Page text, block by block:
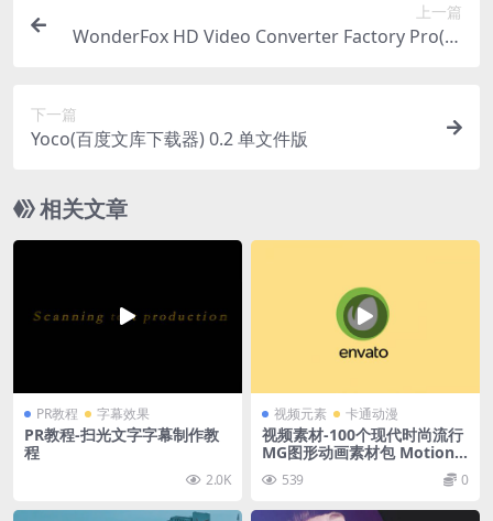
上一篇
WonderFox HD Video Converter Factory Pro(高
下一篇
Yoco(百度文库下载器) 0.2 单文件版
相关文章
PR教程 字幕效果
PR教程-扫光文字字幕制作教
程
2.0K
视频元素 卡通动漫
视频素材-100个现代时尚流行
MG图形动画素材包 Motion E
539 0